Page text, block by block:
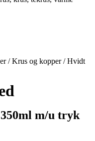
/Krus og kopper/Hvidt
m/u tryk